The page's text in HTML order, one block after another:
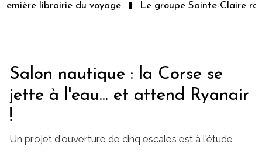
librairie du voyage Le groupe Sainte-Claire
Salon nautique : la Corse se
jette à l'eau... et attend Ryanair
!
Un projet d'ouverture de cinq escales est à l'étude